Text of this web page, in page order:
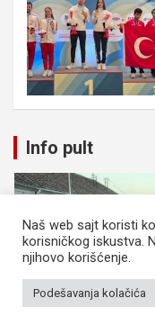
Info pult
Naš web sajt koristi
korisničkog iskustva.
njihovo korišćenje.
Podešavanja kolačića